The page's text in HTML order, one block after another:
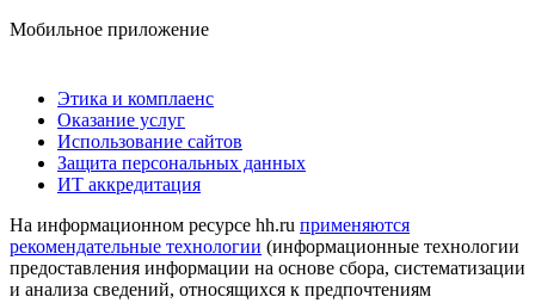
Мобильное приложение
Этика и комплаенс
Оказание услуг
Использование сайтов
Защита персональных данных
ИТ аккредитация
На информационном ресурсе hh.ru применяются
рекомендательные технологии (информационные технологии
предоставления информации на основе сбора, систематизации
и анализа сведений, относящихся к предпочтениям